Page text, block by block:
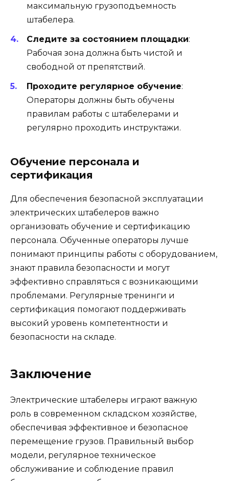
максимальную грузоподъемность
штабелера.
Следите за состоянием площадки:
Рабочая зона должна быть чистой и
свободной от препятствий.
Проходите регулярное обучение:
Операторы должны быть обучены
правилам работы с штабелерами и
регулярно проходить инструктажи.
Обучение персонала и
сертификация
Для обеспечения безопасной эксплуатации
электрических штабелеров важно
организовать обучение и сертификацию
персонала. Обученные операторы лучше
понимают принципы работы с оборудованием,
знают правила безопасности и могут
эффективно справляться с возникающими
проблемами. Регулярные тренинги и
сертификация помогают поддерживать
высокий уровень компетентности и
безопасности на складе.
Заключение
Электрические штабелеры играют важную
роль в современном складском хозяйстве,
обеспечивая эффективное и безопасное
перемещение грузов. Правильный выбор
модели, регулярное техническое
обслуживание и соблюдение правил